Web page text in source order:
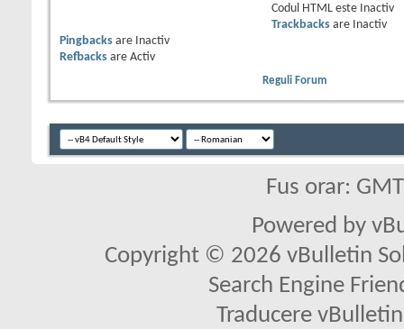
Codul HTML este
Inactiv
Trackbacksare
Inactiv
Pingbacks are
Inactiv
Refbacks are Activ
Reguli Forum
Fus orar:
Powered by
Copyright © 2026 vBulletin
Search Engine
Traducere